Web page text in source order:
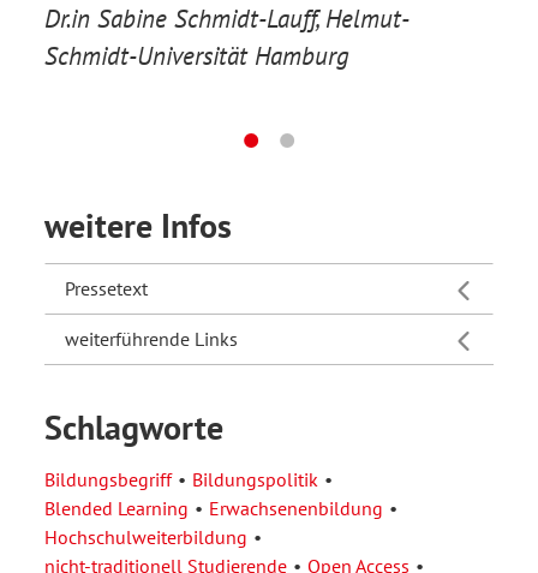
Dr.in Sabine Schmidt-Lauff, Helmut-
Schmidt-Universität Hamburg
weitere Infos
Pressetext
weiterführende Links
Schlagworte
Bildungsbegriff
Bildungspolitik
Blended Learning
Erwachsenenbildung
Hochschulweiterbildung
nicht-traditionell Studierende
Open Access